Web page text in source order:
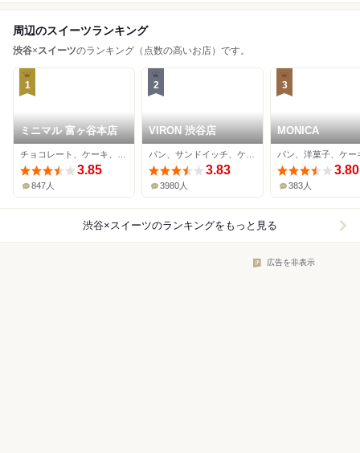
周辺のスイーツランキング
渋谷×スイーツのランキング（点数の高いお店）です。
1
ミニマル 富ヶ谷本店
3.85
847人
2
VIRON 渋谷店
3.83
3980人
3
MONICA
パン、洋菓子、ケー
3.80
383人
渋谷×スイーツのランキングをもっと見る
広告を非表示